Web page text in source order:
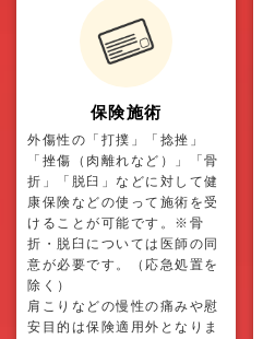
保険施術
外傷性の「打撲」「捻挫」
「挫傷（肉離れなど）」「骨
折」「脱臼」などに対して健
康保険などの使って施術を受
けることが可能です。※骨
折・脱臼については医師の同
意が必要です。（応急処置を
除く）
肩こりなどの慢性の痛みや慰
安目的は保険適用外となりま